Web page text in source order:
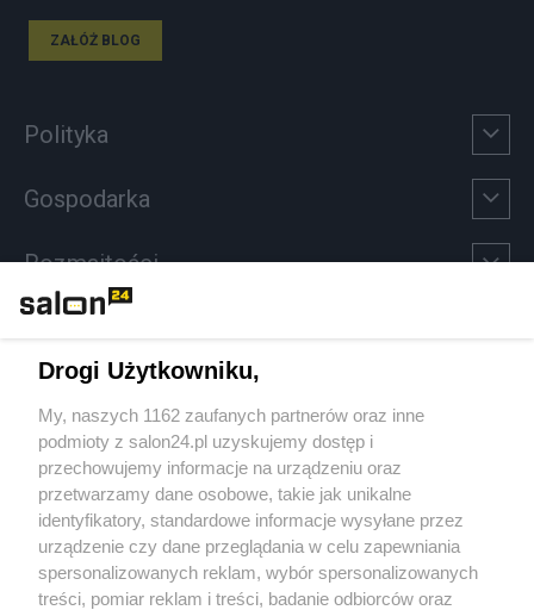
ZAŁÓŻ BLOG
Polityka
Gospodarka
Rozmaitości
Sport
Społeczeństwo
Kultura
Drogi Użytkowniku,
My, naszych 1162 zaufanych partnerów oraz inne
podmioty z salon24.pl uzyskujemy dostęp i
przechowujemy informacje na urządzeniu oraz
przetwarzamy dane osobowe, takie jak unikalne
identyfikatory, standardowe informacje wysyłane przez
urządzenie czy dane przeglądania w celu zapewniania
spersonalizowanych reklam, wybór spersonalizowanych
treści, pomiar reklam i treści, badanie odbiorców oraz